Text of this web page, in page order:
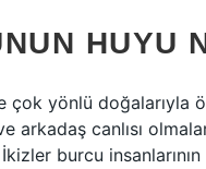
HUYU
çok yönlü doğalarıyla
arkadaş canlısı
burcu